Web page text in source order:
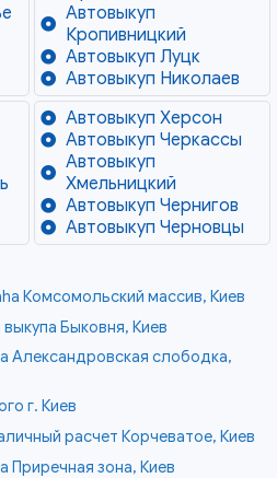
Автовыкуп
Кропивницкий
Автовыкуп Луцк
Автовыкуп Николаев
Автовыкуп Херсон
Автовыкуп Черкассы
Автовыкуп
Хмельницкий
Автовыкуп Чернигов
Автовыкуп Черновцы
Комсомольский массив, Киев
Быковня, Киев
Александровская слободка,
г. Киев
расчет Корчеватое, Киев
Приречная зона, Киев